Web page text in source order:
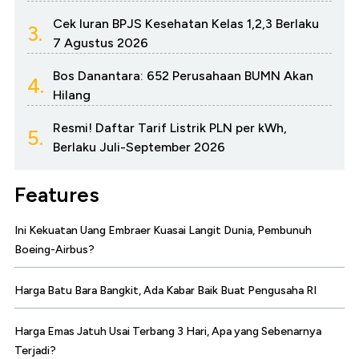
3.
Cek Iuran BPJS Kesehatan Kelas 1,2,3 Berlaku
7 Agustus 2026
4.
Bos Danantara: 652 Perusahaan BUMN Akan
Hilang
5.
Resmi! Daftar Tarif Listrik PLN per kWh,
Berlaku Juli-September 2026
Features
Ini Kekuatan Uang Embraer Kuasai Langit Dunia, Pembunuh
Boeing-Airbus?
Harga Batu Bara Bangkit, Ada Kabar Baik Buat Pengusaha RI
Harga Emas Jatuh Usai Terbang 3 Hari, Apa yang Sebenarnya
Terjadi?